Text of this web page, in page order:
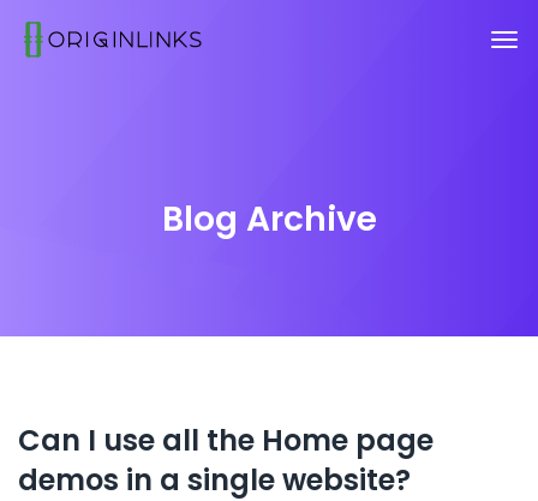
Blog Archive
Can I use all the Home page
demos in a single website?